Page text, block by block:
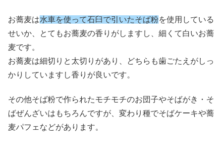
お蕎麦は水車を使って石臼で引いたそば粉を使用している
せいか、とてもお蕎麦の香りがしますし、細くて白いお蕎
麦です。
お蕎麦は細切りと太切りがあり、どちらも歯ごたえがしっ
かりしていますし香りが良いです。
その他そば粉で作られたモチモチのお団子やそばがき・そ
ばぜんざいはもちろんですが、変わり種でそばケーキや蕎
麦パフェなどがあります。